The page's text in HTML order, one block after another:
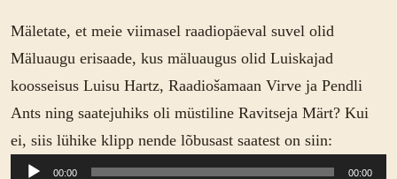
Mäletate, et meie viimasel raadiopäeval suvel olid
Mäluaugu erisaade, kus mäluaugus olid Luiskajad
koosseisus Luisu Hartz, Raadiošamaan Virve ja Pendli
Ants ning saatejuhiks oli müstiline Ravitseja Märt? Kui
ei, siis lühike klipp nende lõbusast saatest on siin:
Audioesitaja
00:00 00:00